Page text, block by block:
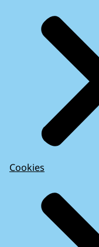
Cookies